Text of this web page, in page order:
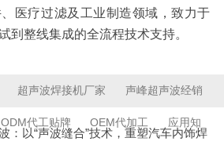
医疗过滤及工业制造领域，致力于
到整线集成的全流程技术支持。
超声波焊接机厂家 声峰超声波经销
ODM代工贴牌 OEM代加工 应用知
：以“声波缝合”技术，重塑汽车内饰焊